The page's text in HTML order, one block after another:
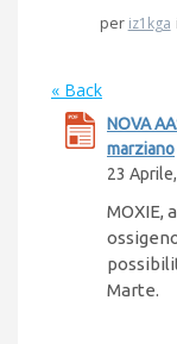
per iz1kga
« Back
NOVA
marziano
23
MOXIE,
Marte.